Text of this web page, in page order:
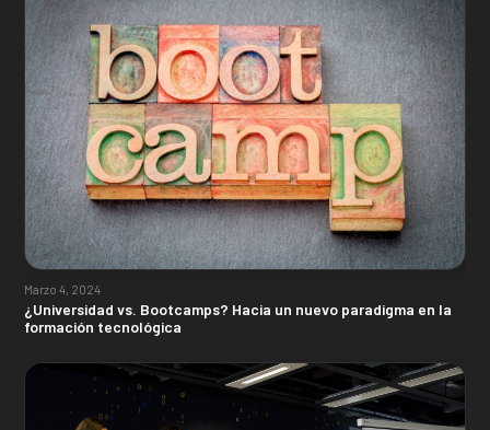
Marzo 4, 2024
¿Universidad vs. Bootcamps? Hacia un nuevo paradigma en la
formación tecnológica